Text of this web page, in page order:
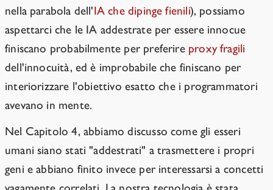
nella parabola dell'IA che dipinge fienili), possiamo
aspettarci che le IA addestrate per essere innocue
finiscano probabilmente per preferire proxy fragili
dell'innocuità, ed è improbabile che finiscano per
interiorizzare l'obiettivo esatto che i programmatori
avevano in mente.
Nel Capitolo 4, abbiamo discusso come gli esseri
umani siano stati "addestrati" a trasmettere i propri
geni e abbiano finito invece per interessarsi a concetti